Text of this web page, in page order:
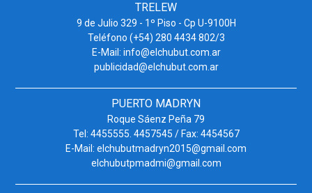
TRELEW
9 de Julio 329 - 1º Piso - Cp U-9100H
Teléfono (+54) 280 4434 802/3
E-Mail: info@elchubut.com.ar
publicidad@elchubut.com.ar
PUERTO MADRYN
Roque Sáenz Peña 79
Tel: 4455555. 4457545 / Fax: 4454567
E-Mail: elchubutmadryn2015@gmail.com
elchubutpmadmi@gmail.com